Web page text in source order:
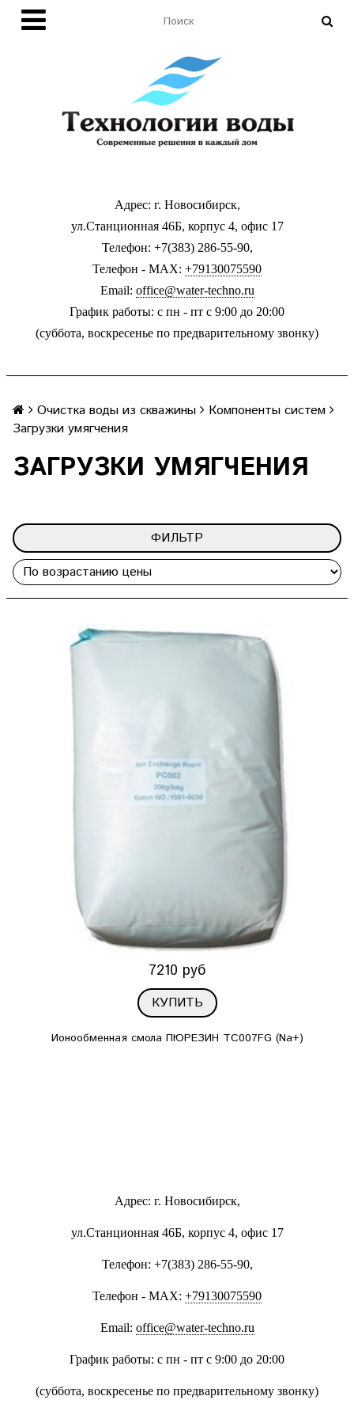
Адрес: г. Новосибирск,
ул.Станционная 46Б, корпус 4, офис 17
Телефон: +7(383) 286-55-90,
Телефон - MAX: +79130075590
Email: office@water-techno.ru
График работы: с пн - пт с 9:00 до 20:00
(суббота, воскресенье по предварительному звонку)
Очистка воды из скважины
Компоненты систем
Загрузки умягчения
ЗАГРУЗКИ УМЯГЧЕНИЯ
ФИЛЬТР
7210 руб
КУПИТЬ
Ионообменная смола ПЮРЕЗИН TC007FG (Na+)
Адрес: г. Новосибирск,
ул.Станционная 46Б, корпус 4, офис 17
Телефон: +7(383) 286-55-90,
Телефон - MAX: +79130075590
Email: office@water-techno.ru
График работы: с пн - пт с 9:00 до 20:00
(суббота, воскресенье по предварительному звонку)